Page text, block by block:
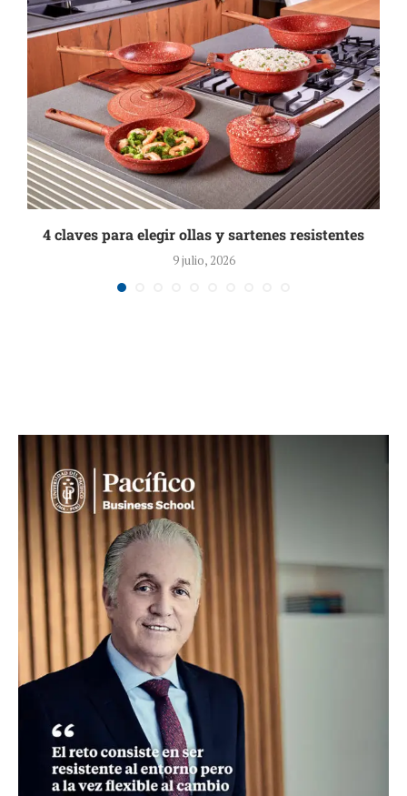
4 claves para elegir ollas y sartenes resistentes
9 julio, 2026